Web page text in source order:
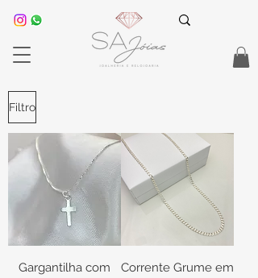
Filtro
Gargantilha com
Corrente Grume em